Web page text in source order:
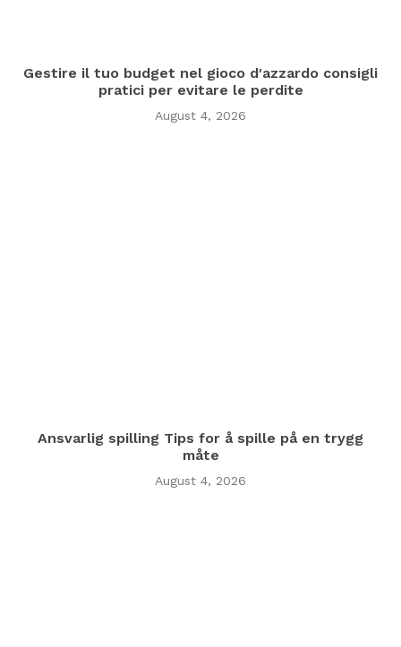
Gestire il tuo budget nel gioco d'azzardo consigli
pratici per evitare le perdite
August 4, 2026
Ansvarlig spilling Tips for å spille på en trygg
måte
August 4, 2026